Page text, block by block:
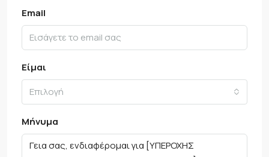
Email
Είμαι
Επιλογή
Μήνυμα